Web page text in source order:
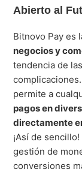
Abierto al
Bitnovo Pay es
negocios y
tendencia de
permite a
pagos en
directamente
¡Así de
gestión de
conversiones